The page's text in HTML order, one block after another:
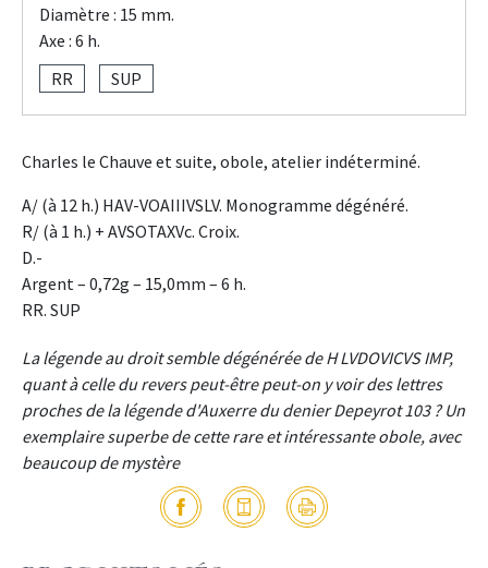
Diamètre : 15 mm.
Axe : 6 h.
RR
SUP
Charles le Chauve et suite, obole, atelier indéterminé.
A/ (à 12 h.) HAV-VOAIIIVSLV. Monogramme dégénéré.
R/ (à 1 h.) + AVSOTAXVc. Croix.
D.-
Argent – 0,72g – 15,0mm – 6 h.
RR. SUP
La légende au droit semble dégénérée de H LVDOVICVS IMP,
quant à celle du revers peut-être peut-on y voir des lettres
proches de la légende d'Auxerre du denier Depeyrot 103 ? Un
exemplaire superbe de cette rare et intéressante obole, avec
beaucoup de mystère